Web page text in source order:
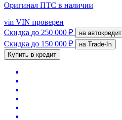
Оригинал ПТС в наличии
vin VIN проверен
Скидка до 250 000 ₽ на автокредит
Скидка до 150 000 ₽
на Trade-In
Купить в кредит